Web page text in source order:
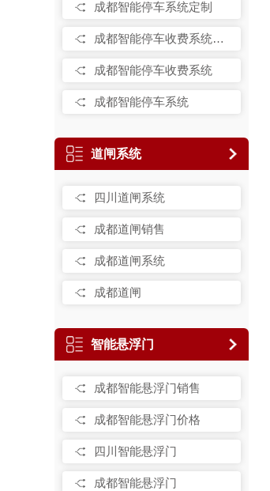
成都智能停车系统定制
成都智能停车收费系统销售
成都智能停车收费系统
成都智能停车系统
道闸系统
四川道闸系统
成都道闸销售
成都道闸系统
成都道闸
智能悬浮门
成都智能悬浮门销售
成都智能悬浮门价格
四川智能悬浮门
成都智能悬浮门